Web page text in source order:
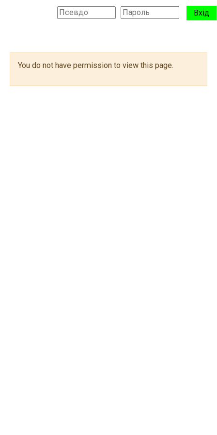
Перейти до головного вмісту
Бокова панель
Вхід
Блоки
You do not have permission to view this page.